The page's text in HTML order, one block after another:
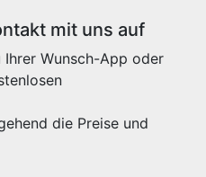
mit uns auf
Ihrer Wunsch-App oder
die Preise und